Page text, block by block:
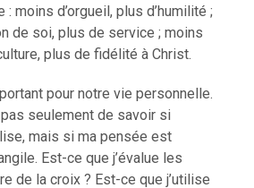
moins d’orgueil, plus d’humilité ;
de soi, plus de service ; moins
plus de fidélité à Christ.
pour notre vie personnelle.
pas seulement de savoir si
mais si ma pensée est
Est-ce que j’évalue les
de la croix ? Est-ce que j’utilise